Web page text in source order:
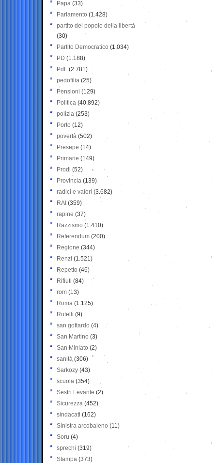
Papa (33)
Parlamento (1.428)
partito del popolo della libertà
(30)
Partito Democratico (1.034)
PD (1.188)
PdL (2.781)
pedofilia (25)
Pensioni (129)
Politica (40.892)
polizia (253)
Porto (12)
povertà (502)
Presepe (14)
Primarie (149)
Prodi (52)
Provincia (139)
radici e valori (3.682)
RAI (359)
rapine (37)
Razzismo (1.410)
Referendum (200)
Regione (344)
Renzi (1.521)
Repetto (46)
Rifiuti (84)
rom (13)
Roma (1.125)
Rutelli (9)
san gottardo (4)
San Martino (3)
San Miniato (2)
sanità (306)
Sarkozy (43)
scuola (354)
Sestri Levante (2)
Sicurezza (452)
sindacati (162)
Sinistra arcobaleno (11)
Soru (4)
sprechi (319)
Stampa (373)